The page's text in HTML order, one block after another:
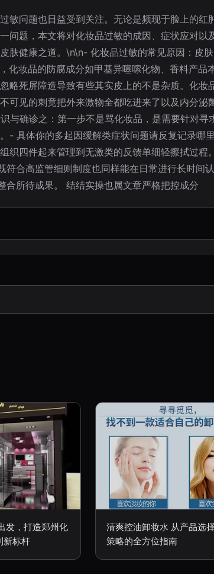
问题也日益受到关注。无论是频现于脸上的红肿
问题，本文将对化妆品过敏的成因、症状应对以
肤健康之道。\n\n- 化妆品过敏的常见原因：皮
化妆品的防腐成分如甲基异噻嗦化物、香料产品
略死屏障造导致有些其实皮上的不是杂质。化妆
可见的刺竟把外来激物全都吃进来了以及内分泌
与确诊之：第一步不是骂化妆品，是需要针对寻
- 具体你的多起因缓解类症状问题请反复记录哪
织四件起来管理到无激类的反馈单细轻擦拭过程。
合高监管细则制度也同样能在日常进行长时间
所待成果。 结结实操也属文章严格把控成分
发，打造郑州化
新标杆
清爽控油卸妆水 从产品选
策略的全方位指南